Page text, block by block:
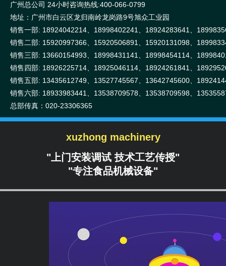
苏小碧
电话:020-23306360
手机/微信:18924042214
广州总公司 24小时咨询热线:400-066-0799
地址：广州市白云区龙归南岭龙岗路9号旭众工业园
销售一部: 18924042214、18998402241、18924283641、
销售二部: 15920997366、15920506891、15920131098、
销售三部: 13660154993、18998431141、18998454114、
销售四部: 18926225714、18925046114、18924261841、
销售五部: 13435612749、13527745567、13642745600、
销售六部: 18933983441、13538709578、13538709598、
总部传真：020-23306365
xuzhong machinery
"上门安装调试 技术工艺传授"
"专注食品机械设备"